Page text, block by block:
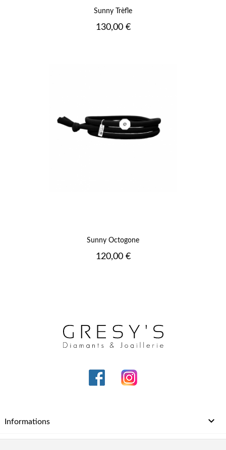
Sunny Trèfle
Prix
130,00 €
Sunny Octogone
Prix
120,00 €
Informations 